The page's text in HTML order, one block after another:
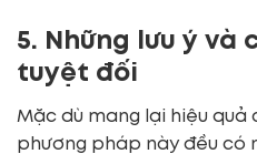
5. Những lưu ý và
tuyệt đối
Mặc dù mang lại hiệu quả
phương pháp này đều có